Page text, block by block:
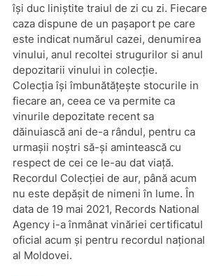
își duc liniștite traiul de zi cu zi. Fiecare
caza dispune de un pașaport pe care
este indicat numărul cazei, denumirea
vinului, anul recoltei strugurilor si anul
depozitarii vinului in colecție.
Colecția își îmbunătățește stocurile in
fiecare an, ceea ce va permite ca
vinurile depozitate recent sa
dăinuiască ani de-a rândul, pentru ca
urmașii noștri să-și amintească cu
respect de cei ce le-au dat viață.
Recordul Colecției de aur, până acum
nu este depășit de nimeni în lume. În
data de 19 mai 2021, Records National
Agency i-a înmânat vinăriei certificatul
oficial acum și pentru recordul național
al Moldovei.